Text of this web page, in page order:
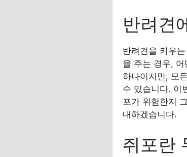
반려견
반려견을 키우
을 주는 경우,
하나이지만, 모
수 있습니다. 이
포가 위험한지
내하겠습니다.
쥐포란